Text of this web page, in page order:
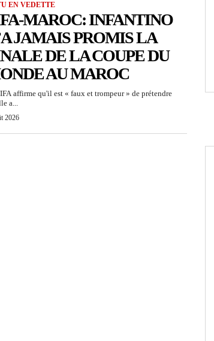
EN VEDETTE
MAROC: INFANTINO
JAMAIS PROMIS LA
DE LA COUPE DU
AU MAROC
affirme qu'il est « faux et trompeur » de prétendre
a...
2026